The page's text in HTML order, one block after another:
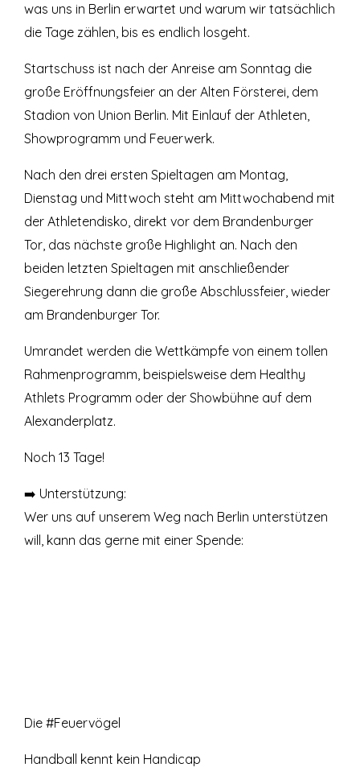
was uns in Berlin erwartet und warum wir tatsächlich
die Tage zählen, bis es endlich losgeht.
Startschuss ist nach der Anreise am Sonntag die
große Eröffnungsfeier an der Alten Försterei, dem
Stadion von Union Berlin. Mit Einlauf der Athleten,
Showprogramm und Feuerwerk.
Nach den drei ersten Spieltagen am Montag,
Dienstag und Mittwoch steht am Mittwochabend mit
der Athletendisko, direkt vor dem Brandenburger
Tor, das nächste große Highlight an. Nach den
beiden letzten Spieltagen mit anschließender
Siegerehrung dann die große Abschlussfeier, wieder
am Brandenburger Tor.
Umrandet werden die Wettkämpfe von einem tollen
Rahmenprogramm, beispielsweise dem Healthy
Athlets Programm oder der Showbühne auf dem
Alexanderplatz.
Noch 13 Tage!
➡️ Unterstützung:
Wer uns auf unserem Weg nach Berlin unterstützen
will, kann das gerne mit einer Spende:
Die #Feuervögel
Handball kennt kein Handicap